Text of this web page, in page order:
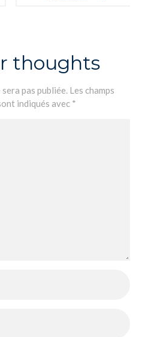
Cuando
nuestros
alumnos se
thoughts
pas publiée. Les champs
indiqués avec *